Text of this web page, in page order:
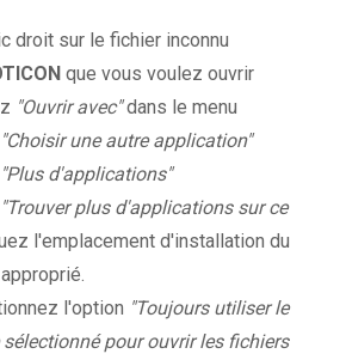
droit sur le fichier inconnu
que vous voulez ouvrir
"Ouvrir avec"dans le menu
"Choisir une autre application"
"Plus d'applications"
"Trouver plus d'applications sur ce
l'emplacement d'installation du
l'option "Toujours utiliser le
pour ouvrir les fichiers